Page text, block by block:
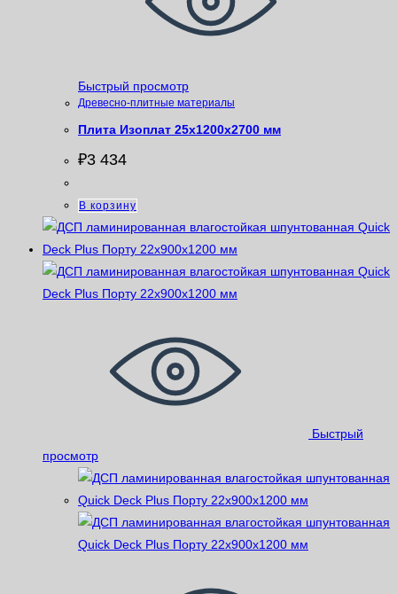
Быстрый просмотр
Древесно-плитные материалы
Плита Изоплат 25х1200х2700 мм
₽3 434
В корзину
Быстрый
просмотр